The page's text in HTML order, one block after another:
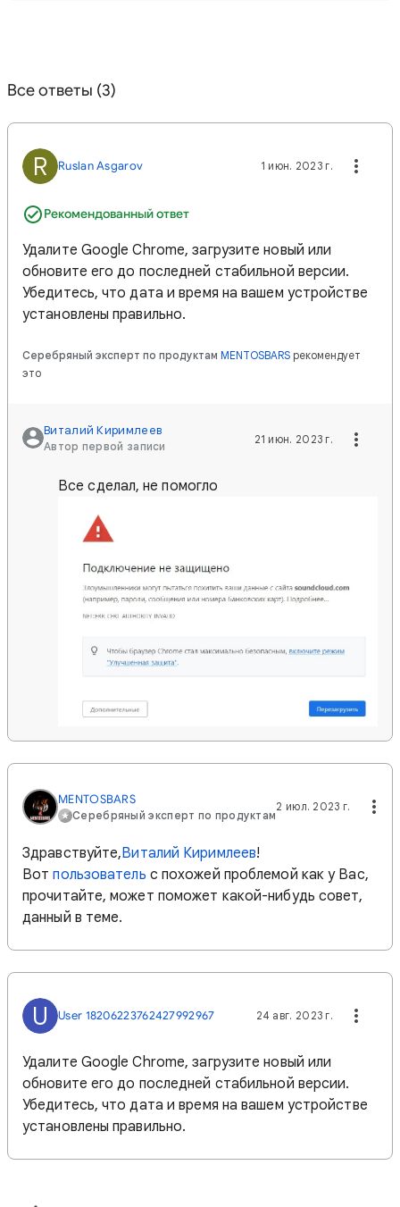
Все ответы (3)
R Ruslan Asgarov
Рекомендованный ответ
1 июн. 2023 г.
Удалите Google Chrome, загрузите новый или
обновите его до последней стабильной версии.
Убедитесь, что дата и время на вашем устройстве
установлены правильно.
Серебряный эксперт по продуктам MENTOSBARS рекомендует
это
Виталий Киримлеев
Автор первой записи
21 июн. 2023 г.
Все сделал, не помогло
MENTOSBARS
Серебряный эксперт по продуктам
2 июл. 2023 г.
Здравствуйте,Виталий Киримлеев!
Вотпользователь с похожей проблемой как у Вас,
прочитайте, может поможет какой-нибудь совет,
данный в теме.
U User 18206223762427992967 24 авг. 2023 г.
Удалите Google Chrome, загрузите новый или
обновите его до последней стабильной версии.
Убедитесь, что дата и время на вашем устройстве
установлены правильно.